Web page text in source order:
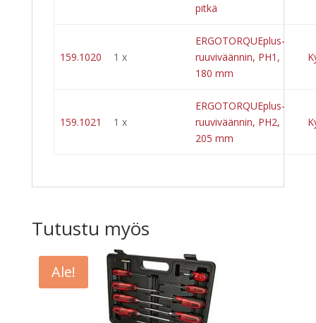
pitkä
159.1020 1 x
ERGOTORQUEplus-
ruuviväännin, PH1,
180 mm
159.1021 1 x
ERGOTORQUEplus-
ruuviväännin, PH2,
205 mm
Tutustu myös
Ale!